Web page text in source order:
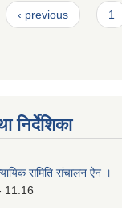
‹ previous 1
निर्देशिका
न्यायिक समिति संचालन ऐन ।
11:16